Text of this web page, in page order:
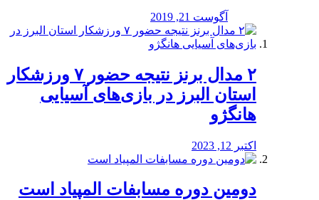
آگوست 21, 2019
۲ مدال برنز نتیجه حضور ۷ ورزشکار
استان البرز در بازی‌های آسیایی
هانگژو
اکتبر 12, 2023
دومین دوره مسابفات المپیاد است